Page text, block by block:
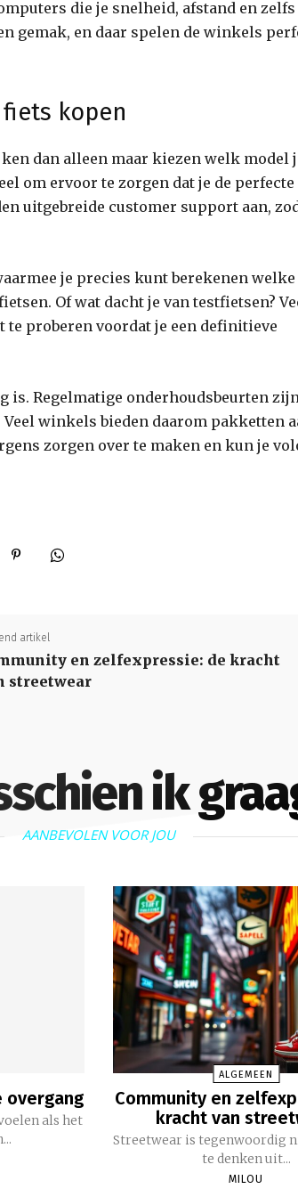
die je snelheid, afstand en zelfs
gemak, en daar spelen de winkels
kopen
dan alleen maar kiezen welk model
om ervoor te zorgen dat je de perfecte
uitgebreide customer support aan,
je precies kunt berekenen welke
Of wat dacht je van testfietsen?
proberen voordat je een definitieve
is. Regelmatige onderhoudsbeurten
winkels bieden daarom pakketten
zorgen over te maken en kun je
artikel
en zelfexpressie: de kracht
streetwear
ik
AANBEVOLEN VOOR JOU
overgang
als het
ALGEMEEN
Community en
kracht van
Streetwear is tegenwoordig
te denken uit...
MILOU